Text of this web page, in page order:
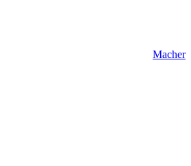
Macher